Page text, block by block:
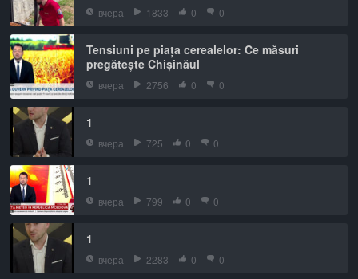
вчера 1833 0 0
Tensiuni pe piața cerealelor: Ce măsuri
pregătește Chișinăul
вчера 2756 0 0
1
вчера 725 0 0
1
вчера 799 0 0
1
вчера 2283 0 0